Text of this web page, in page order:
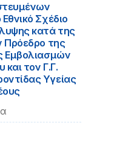
Σχέδιο
κατά της
Πρόεδρο της
Εμβολιασμών
τον Γ.Γ.
Υγείας